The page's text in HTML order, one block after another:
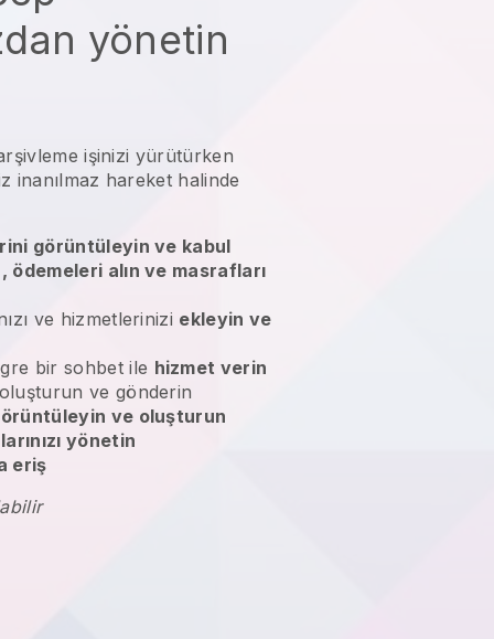
yönetin
işinizi yürütürken
inanılmaz hareket halinde
görüntüleyin ve kabul
alın ve masrafları
ve hizmetlerinizi ekleyin ve
bir sohbet ile hizmet verin
ve gönderin
ve oluşturun
yönetin
eriş